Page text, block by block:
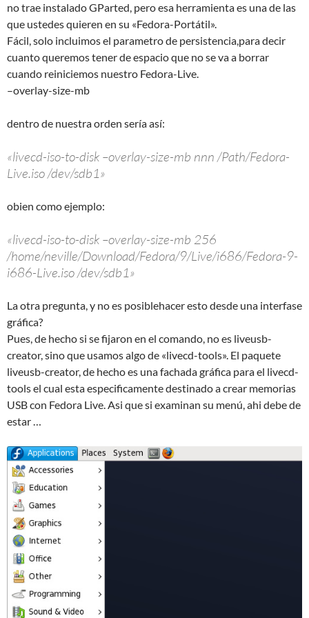
no trae instalado GParted, pero esa herramienta es una de las
que ustedes quieren en su «Fedora-Portátil».
Fácil, solo incluimos el parametro de persistencia,para decir
cuanto queremos tener de espacio que no se va a borrar
cuando reiniciemos nuestro Fedora-Live.
–overlay-size-mb
dentro de nuestra orden sería así:
«livecd-iso-to-disk –overlay-size-mb nnn /Path/Fedora-
Live.iso /dev/sdb1»
obien como ejemplo:
«livecd-iso-to-disk –overlay-size-mb 256
/home/neville/Download/Fedora/9/Live/i686/Fedora-9-
i686-Live.iso /dev/sdb1»
La otra pregunta, y no es posiblehacer esto desde una interfase
gráfica?
Pues, de hecho si se fijaron en el comando, no es liveusb-
creator, sino que usamos algo de «livecd-tools». El paquete
liveusb-creator, de hecho es una fachada gráfica para el livecd-
tools el cual esta especificamente destinado a crear memorias
USB con Fedora Live. Asi que si examinan su menú, ahi debe de
estar …